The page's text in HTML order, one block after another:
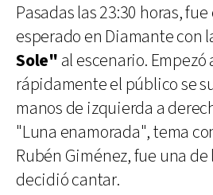
Pasadas las 23:30 horas,
esperado en Diamante con
Sole" al escenario.
rápidamente el público se
manos de izquierda a
"Luna enamorada", tema
Rubén Giménez, fue una
decidió cantar.